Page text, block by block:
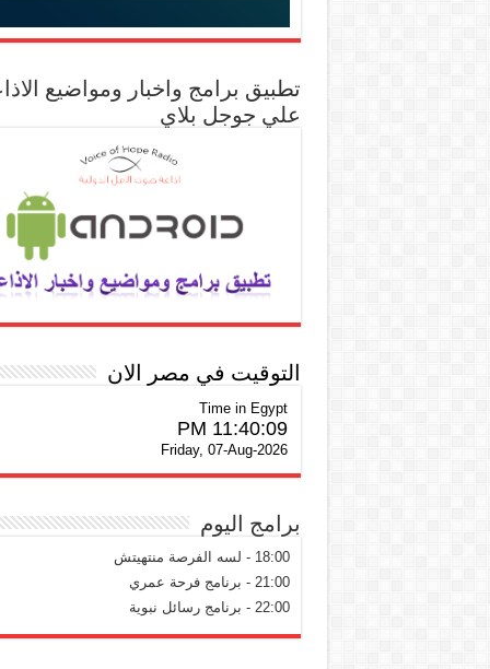
تطبيق برامج واخبار ومواضيع
علي جوجل بلاي
التوقيت في مصر الان
Time in Egypt
11:40:09 PM
Friday, 07-Aug-2026
برامج اليوم
18:00 - لسه الفرصة منتهيتش
21:00 - برنامج فرحة عمري
22:00 - برنامج رسائل نبوية